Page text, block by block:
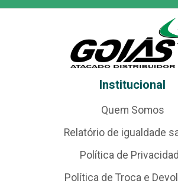
Institucional
Quem Somos
Relatório de igualdade
Política de
Política de Troca e